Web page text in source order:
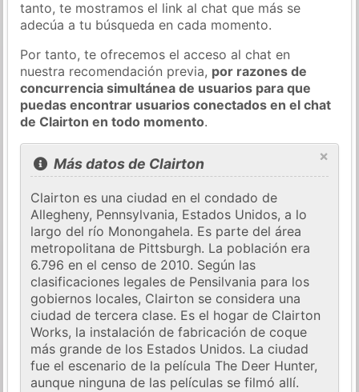
tanto, te mostramos el link al chat que más se
adecúa a tu búsqueda en cada momento.
Por tanto, te ofrecemos el acceso al chat en
nuestra recomendación previa, por razones de
concurrencia simultánea de usuarios para que
puedas encontrar usuarios conectados en el chat
de Clairton en todo momento.
×
Más datos de Clairton
Clairton es una ciudad en el condado de
Allegheny, Pennsylvania, Estados Unidos, a lo
largo del río Monongahela. Es parte del área
metropolitana de Pittsburgh. La población era
6.796 en el censo de 2010. Según las
clasificaciones legales de Pensilvania para los
gobiernos locales, Clairton se considera una
ciudad de tercera clase. Es el hogar de Clairton
Works, la instalación de fabricación de coque
más grande de los Estados Unidos. La ciudad
fue el escenario de la película The Deer Hunter,
aunque ninguna de las películas se filmó allí.